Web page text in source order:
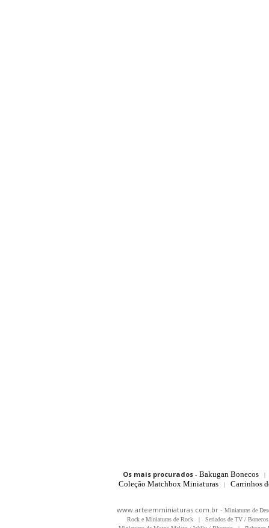
Os mais procurados- Bakugan Bonecos |
Coleção Matchbox Miniaturas
| Carrinhos
www.arteemminiaturas.com.br - Miniaturas de
Rock e Miniaturas de Rock
| Seriados de TV /